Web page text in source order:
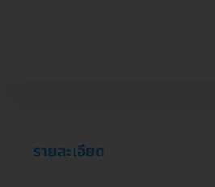
รายละเอียด